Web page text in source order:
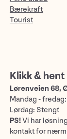
Bærekraft
Tourist
Klikk & hent
Lørenveien 68,
Mandag -
Lørdag: Stengt
PS!Vi har
kontakt for